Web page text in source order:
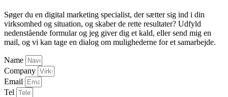
Søger du en digital marketing specialist, der sætter sig ind i din
virksomhed og situation, og skaber de rette resultater? Udfyld
nedenstående formular og jeg giver dig et kald, eller send mig en
mail, og vi kan tage en dialog om mulighederne for et samarbejde.
Name
Company
Email
Tel